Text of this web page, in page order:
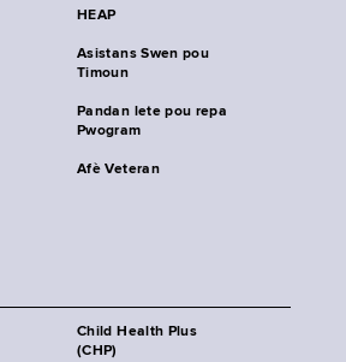
HEAP
Asistans Swen pou
Timoun
Pandan lete pou repa
Pwogram
Afè Veteran
Child Health Plus
(CHP)